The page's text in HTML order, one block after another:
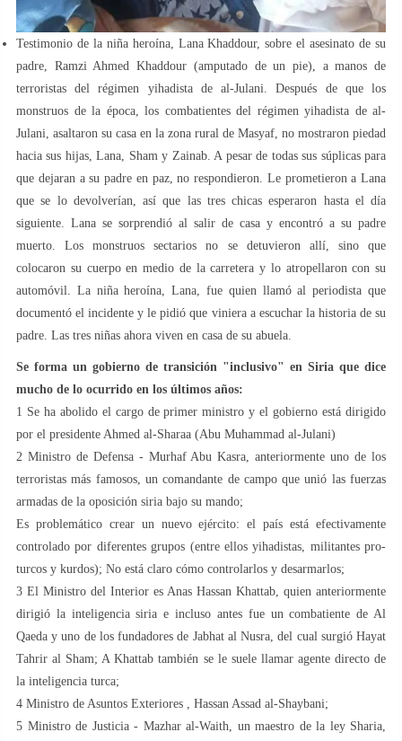
Testimonio de la niña heroína, Lana Khaddour, sobre el asesinato de su
padre, Ramzi Ahmed Khaddour (amputado de un pie), a manos de
terroristas del régimen yihadista de al-Julani. Después de que los
monstruos de la época, los combatientes del régimen yihadista de al-
Julani, asaltaron su casa en la zona rural de Masyaf, no mostraron piedad
hacia sus hijas, Lana, Sham y Zainab. A pesar de todas sus súplicas para
que dejaran a su padre en paz, no respondieron. Le prometieron a Lana
que se lo devolverían, así que las tres chicas esperaron hasta el día
siguiente. Lana se sorprendió al salir de casa y encontró a su padre
muerto. Los monstruos sectarios no se detuvieron allí, sino que
colocaron su cuerpo en medio de la carretera y lo atropellaron con su
automóvil. La niña heroína, Lana, fue quien llamó al periodista que
documentó el incidente y le pidió que viniera a escuchar la historia de su
padre. Las tres niñas ahora viven en casa de su abuela.
Se forma un gobierno de transición "inclusivo" en Siria que dice
mucho de lo ocurrido en los últimos años:
1️ Se ha abolido el cargo de primer ministro y el gobierno está dirigido
por el presidente Ahmed al-Sharaa (Abu Muhammad al-Julani)
2️ Ministro de Defensa - Murhaf Abu Kasra, anteriormente uno de los
terroristas más famosos, un comandante de campo que unió las fuerzas
armadas de la oposición siria bajo su mando;
Es problemático crear un nuevo ejército: el país está efectivamente
controlado por diferentes grupos (entre ellos yihadistas, militantes pro-
turcos y kurdos); No está claro cómo controlarlos y desarmarlos;
3️ El Ministro del Interior es Anas Hassan Khattab, quien anteriormente
dirigió la inteligencia siria e incluso antes fue un combatiente de Al
Qaeda y uno de los fundadores de Jabhat al Nusra, del cual surgió Hayat
Tahrir al Sham; A Khattab también se le suele llamar agente directo de
la inteligencia turca;
4️ Ministro de Asuntos Exteriores , Hassan Assad al-Shaybani;
5️ Ministro de Justicia - Mazhar al-Waith, un maestro de la ley Sharia,